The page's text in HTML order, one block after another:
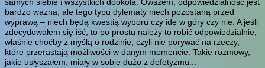
bardzo ważna, ale tego typu dylematy niech pozostaną przed
wyprawą – niech będą kwestią wyboru czy idę w góry czy nie. A jeśli
zdecydowałem się iść, to po prostu należy to robić odpowiedzialnie,
właśnie choćby z myślą o rodzinie, czyli nie porywać na rzeczy,
które przerastają możliwości w danym momencie. Takie rozmowy,
jakie usłyszałem, miały w sobie dużo z defetyzmu...